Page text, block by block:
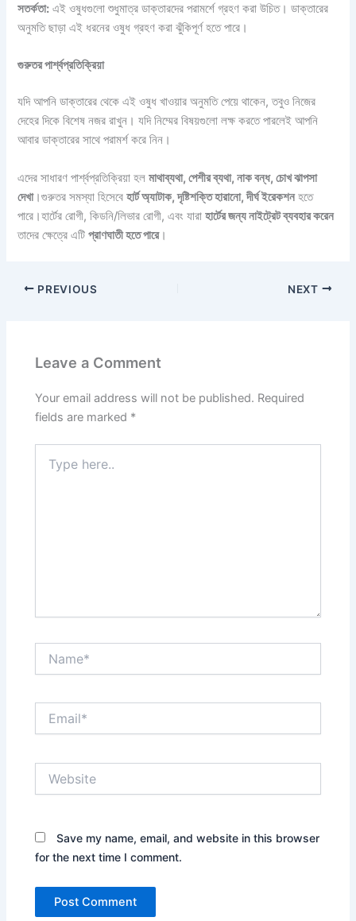
সতর্কতা: এই ওষুধগুলো শুধুমাত্র ডাক্তারদের পরামর্শে গ্রহণ করা উচিত। ডাক্তারের
অনুমতি ছাড়া এই ধরনের ওষুধ গ্রহণ করা ঝুঁকিপূর্ণ হতে পারে।
গুরুতর পার্শ্বপ্রতিক্রিয়া
যদি আপনি ডাক্তারের থেকে এই ওষুধ খাওয়ার অনুমতি পেয়ে থাকেন, তবুও নিজের
দেহের দিকে বিশেষ নজর রাখুন। যদি নিম্মের বিষয়গুলো লক্ষ করতে পারলেই আপনি
আবার ডাক্তারের সাথে পরামর্শ করে নিন।
এদের সাধারণ পার্শ্বপ্রতিক্রিয়া হলমাথাব্যথা, পেশীর ব্যথা, নাক বন্ধ, চোখ ঝাপসা
দেখা।গুরুতর সমস্যা হিসেবেহার্ট অ্যাটাক, দৃষ্টিশক্তি হারানো, দীর্ঘ ইরেকশনহতে
পারে।হার্টের রোগী, কিডনি/লিভার রোগী, এবং যারাহার্টের জন্য নাইট্রেট ব্যবহার করেন
তাদের ক্ষেত্রে এটিপ্রাণঘাতী হতে পারে।
PREVIOUS NEXT
Leave a Comment
Your email address will not be published. Required
fields are marked *
here..
Save my name, email, and website in this browser
for the next time I comment.